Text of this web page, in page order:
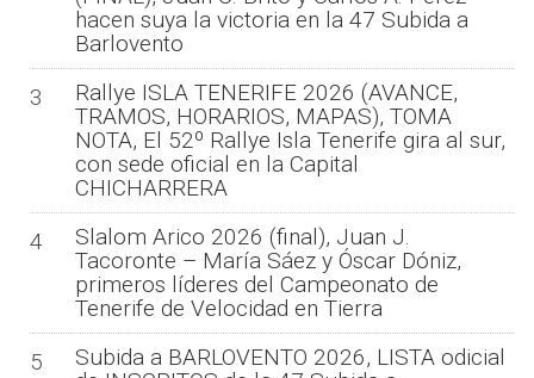
hacen suya la victoria en la 47 Subida a
Barlovento
3
Rallye ISLA TENERIFE 2026 (AVANCE,
TRAMOS, HORARIOS, MAPAS), TOMA
NOTA, El 52º Rallye Isla Tenerife gira al sur,
con sede oficial en la Capital
CHICHARRERA
4
Slalom Arico 2026 (final), Juan J.
Tacoronte – María Sáez y Óscar Dóniz,
primeros líderes del Campeonato de
Tenerife de Velocidad en Tierra
5
Subida a BARLOVENTO 2026, LISTA odicial